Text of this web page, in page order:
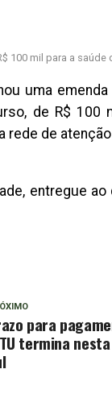
100 mil para a
uma
de R$ 100
de
entregue
para
termina